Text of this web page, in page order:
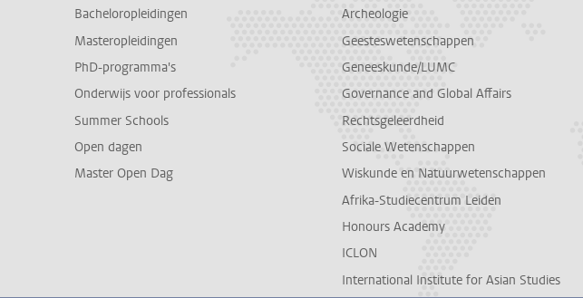
Bacheloropleidingen
Masteropleidingen
PhD-programma's
Onderwijs voor professionals
Summer Schools
Open dagen
Master Open Dag
Archeologie
Geesteswetenschappen
Geneeskunde/LUMC
Governance and Global Affairs
Rechtsgeleerdheid
Sociale Wetenschappen
Wiskunde en Natuurwetenschappen
Afrika-Studiecentrum Leiden
Honours Academy
ICLON
International Institute for Asian Studies